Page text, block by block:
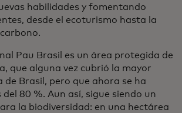
habilidades y fomentando
desde el ecoturismo hasta la
Pau Brasil es un área protegida de
que alguna vez cubrió la mayor
de Brasil, pero que ahora se ha
80 %. Aun así, sigue siendo un
la biodiversidad: en una hectárea